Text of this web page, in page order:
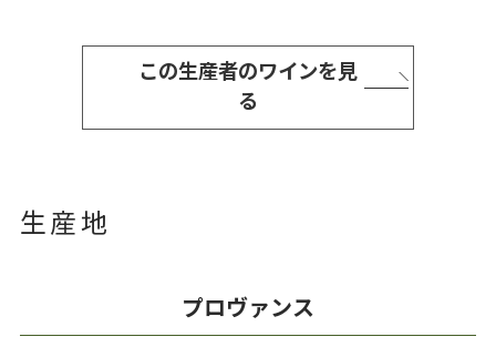
この生産者のワインを見
る
生産地
プロヴァンス